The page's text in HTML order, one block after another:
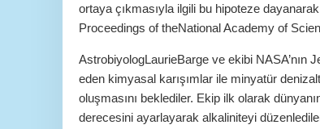
ortaya çıkmasıyla ilgili bu hipoteze dayanarak
Proceedings of theNational Academy of
AstrobiyologLaurieBarge ve ekibi NASA’nın
eden kimyasal karışımlar ile minyatür
oluşmasını beklediler. Ekip ilk olarak
derecesini ayarlayarak alkaliniteyi